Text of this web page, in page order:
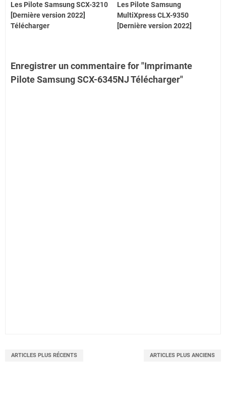
Les Pilote Samsung SCX-3210
[Dernière version 2022]
Télécharger
Les Pilote Samsung
MultiXpress CLX-9350
[Dernière version 2022]
Enregistrer un commentaire for "Imprimante
Pilote Samsung SCX-6345NJ Télécharger"
ARTICLES PLUS RÉCENTS ARTICLES PLUS ANCIENS